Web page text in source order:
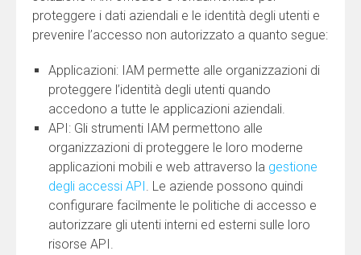
proteggere i dati aziendali e le identità degli utenti e
prevenire l’accesso non autorizzato a quanto segue:
Applicazioni: IAM permette alle organizzazioni di
proteggere l’identità degli utenti quando
accedono a tutte le applicazioni aziendali.
API: Gli strumenti IAM permettono alle
organizzazioni di proteggere le loro moderne
applicazioni mobili e web attraverso la gestione
degli accessi API. Le aziende possono quindi
configurare facilmente le politiche di accesso e
autorizzare gli utenti interni ed esterni sulle loro
risorse API.